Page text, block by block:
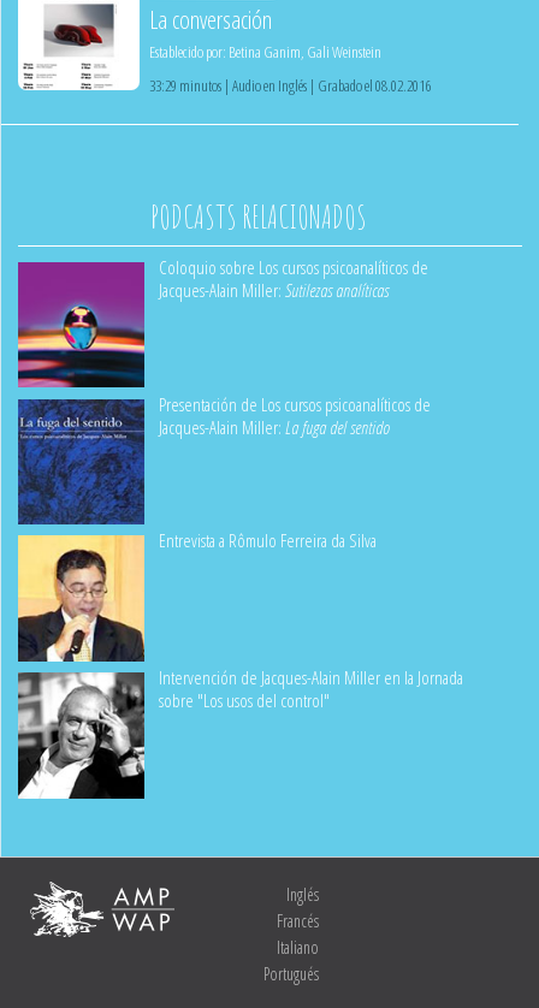
La conversación
Establecido por: Betina Ganim Gali Weinstein
33:29 minutos | Audio en Inglés | Grabado el 08.02.2016
PODCASTS RELACIONADOS
Coloquio sobre Los cursos psicoanalíticos de
Jacques-Alain Miller: Sutilezas analíticas
Presentación de Los cursos psicoanalíticos de
Jacques-Alain Miller:La fuga del sentido
Entrevista a Rômulo Ferreira da Silva
Intervención de Jacques-Alain Miller en la Jornada
sobre "Los usos del control"
Inglés
Francés
Italiano
Portugués